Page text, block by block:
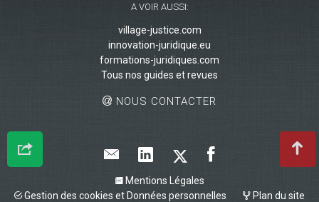
A VOIR AUSSI:
village-justice.com
innovation-juridique.eu
formations-juridiques.com
Tous nos guides et revues
NOUS CONTACTER
Mentions Légales
Gestion des cookies et Données personnelles
Plan du site